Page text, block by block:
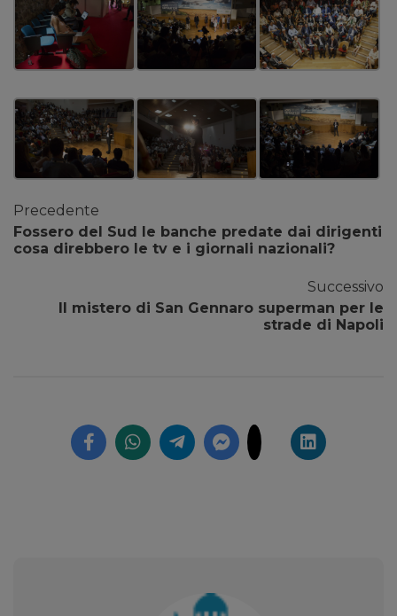
Precedente
Fossero del Sud le banche predate dai dirigenti
cosa direbbero le tv e i giornali nazionali?
Successivo
Il mistero di San Gennaro superman per le
strade di Napoli